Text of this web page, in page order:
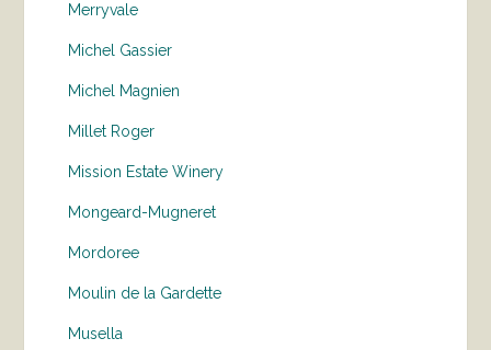
Merryvale
Michel Gassier
Michel Magnien
Millet Roger
Mission Estate Winery
Mongeard-Mugneret
Mordoree
Moulin de la Gardette
Musella